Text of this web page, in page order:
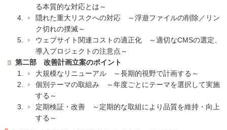
る本質的な対応とは～
隠れた重大リスクへの対応 ～浮遊ファイルの削除／リン
ク切れの撲滅～
ウェブサイト関連コストの適正化 ～適切なCMSの選定、
導入プロジェクトの注意点～
第二部 改善計画立案のポイント
大規模なリニューアル ～長期的視野で計画する～
個別テーマの取組み ～年度ごとにテーマを選択して実施
する～
定期検証・改善 ～定期的な取組により品質を維持・向上
する～